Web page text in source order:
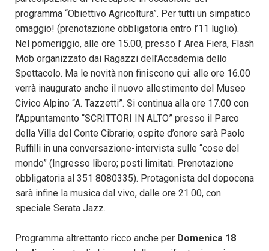
programma “Obiettivo Agricoltura”. Per tutti un simpatico
omaggio! (prenotazione obbligatoria entro l’11 luglio).
Nel pomeriggio, alle ore 15.00, presso l’ Area Fiera, Flash
Mob organizzato dai Ragazzi dell’Accademia dello
Spettacolo. Ma le novità non finiscono qui: alle ore 16.00
verrà inaugurato anche il nuovo allestimento del Museo
Civico Alpino “A. Tazzetti”. Si continua alla ore 17.00 con
l’Appuntamento “SCRITTORI IN ALTO” presso il Parco
della Villa del Conte Cibrario; ospite d’onore sarà Paolo
Ruffilli in una conversazione-intervista sulle “cose del
mondo” (Ingresso libero; posti limitati. Prenotazione
obbligatoria al 351 8080335). Protagonista del dopocena
sarà infine la musica dal vivo, dalle ore 21.00, con
speciale Serata Jazz.
Programma altrettanto ricco anche per Domenica 18